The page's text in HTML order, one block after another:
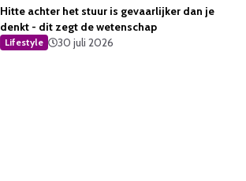
Hitte achter het stuur is gevaarlijker dan je
denkt - dit zegt de wetenschap
Lifestyle 30 juli 2026